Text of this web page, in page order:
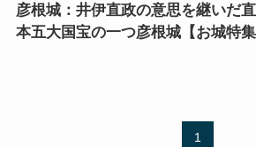
彦根城：井伊直政の意思を継いだ
本五大国宝の一つ彦根城【お城特集
1